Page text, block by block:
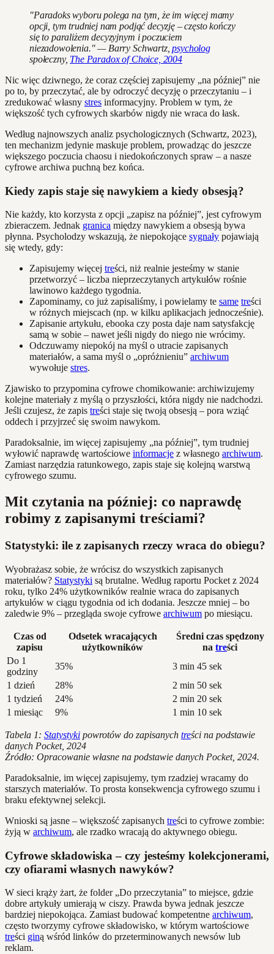
"Paradoks wyboru polega na tym, że im więcej mamy
opcji, tym trudniej nam podjąć decyzję – często kończy
się to paraliżem decyzyjnym i poczuciem
niezadowolenia." — Barry Schwartz,psycholog
społeczny, The Paradox of Choice, 2004
Nic więc dziwnego, że coraz częściej zapisujemy „na później” nie
po to, by przeczytać, ale by odroczyć decyzję o przeczytaniu – i
zredukować własny stres informacyjny. Problem w tym, że
większość tych cyfrowych skarbów nigdy nie wraca do łask.
Według najnowszych analiz psychologicznych (Schwartz, 2023),
ten mechanizm jedynie maskuje problem, prowadząc do jeszcze
większego poczucia chaosu i niedokończonych spraw – a nasze
cyfrowe archiwa puchną bez końca.
Kiedy zapis staje się nawykiem a kiedy obsesją?
Nie każdy, kto korzysta z opcji „zapisz na później”, jest cyfrowym
zbieraczem. Jednak granica między nawykiem a obsesją bywa
płynna. Psycholodzy wskazują, że niepokojące sygnały pojawiają
się wtedy, gdy:
Zapisujemy więcej treści, niż realnie jesteśmy w stanie
przetworzyć – liczba nieprzeczytanych artykułów rośnie
lawinowo każdego tygodnia.
Zapominamy, co już zapisaliśmy, i powielamy te same treści
w różnych miejscach (np. w kilku aplikacjach jednocześnie).
Zapisanie artykułu, ebooka czy posta daje nam satysfakcję
samą w sobie – nawet jeśli nigdy do niego nie wrócimy.
Odczuwamy niepokój na myśl o utracie zapisanych
materiałów, a sama myśl o „opróżnieniu” archiwum
wywołuje stres.
Zjawisko to przypomina cyfrowe chomikowanie: archiwizujemy
kolejne materiały z myślą o przyszłości, która nigdy nie nadchodzi.
Jeśli czujesz, że zapis treści staje się twoją obsesją – pora wziąć
oddech i przyjrzeć się swoim nawykom.
Paradoksalnie, im więcej zapisujemy „na później”, tym trudniej
wyłowić naprawdę wartościowe informacje z własnego archiwum.
Zamiast narzędzia ratunkowego, zapis staje się kolejną warstwą
cyfrowego szumu.
Mit czytania na później: co naprawdę
robimy z zapisanymi treściami?
Statystyki: ile z zapisanych rzeczy wraca do obiegu?
Wyobrażasz sobie, że wrócisz do wszystkich zapisanych
materiałów? Statystyki są brutalne. Według raportu Pocket z 2024
roku, tylko 24% użytkowników realnie wraca do zapisanych
artykułów w ciągu tygodnia od ich dodania. Jeszcze mniej – bo
zaledwie 9% – przegląda swoje cyfrowe archiwum po miesiącu.
Czas od
zapisu
Odsetek wracających
użytkowników
Średni czas spędzony
na treści
Do 1
godziny
35%
3 min 45 sek
1 dzień
28%
2 min 50 sek
1 tydzień
24%
2 min 20 sek
1 miesiąc
9% 1 min 10 sek
Tabela 1: Statystyki powrotów do zapisanych treści na podstawie
danych Pocket, 2024
Źródło: Opracowanie własne na podstawie danych Pocket, 2024.
Paradoksalnie, im więcej zapisujemy, tym rzadziej wracamy do
starszych materiałów. To prosta konsekwencja cyfrowego szumu i
braku efektywnej selekcji.
Wnioski są jasne – większość zapisanych treści to cyfrowe zombie:
żyją w archiwum, ale rzadko wracają do aktywnego obiegu.
Cyfrowe składowiska – czy jesteśmy kolekcjonerami,
czy ofiarami własnych nawyków?
W sieci krąży żart, że folder „Do przeczytania” to miejsce, gdzie
dobre artykuły umierają w ciszy. Prawda bywa jednak jeszcze
bardziej niepokojąca. Zamiast budować kompetentne archiwum,
często tworzymy cyfrowe składowisko, w którym wartościowe
treści giną wśród linków do przeterminowanych newsów lub
reklam.